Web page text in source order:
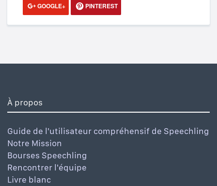
GOOGLE+
PINTEREST
À propos
Guide de l'utilisateur compréhensif de Speechling
Notre Mission
Bourses Speechling
Rencontrer l'équipe
Livre blanc